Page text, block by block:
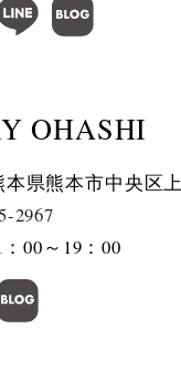
OHASHI
本県熊本市中央区
2967
00～19：00